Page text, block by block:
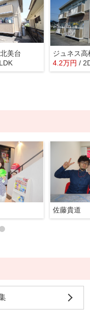
美台
ジュネス高
4.2万円 /
佐藤貴道